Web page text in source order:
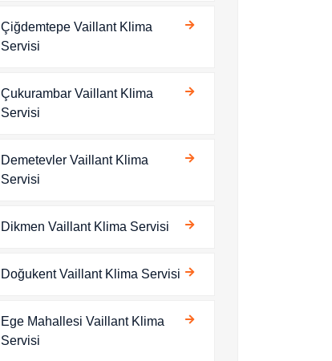
Çiğdemtepe Vaillant Klima
Servisi
Çukurambar Vaillant Klima
Servisi
Demetevler Vaillant Klima
Servisi
Dikmen Vaillant Klima Servisi
Doğukent Vaillant Klima Servisi
Ege Mahallesi Vaillant Klima
Servisi